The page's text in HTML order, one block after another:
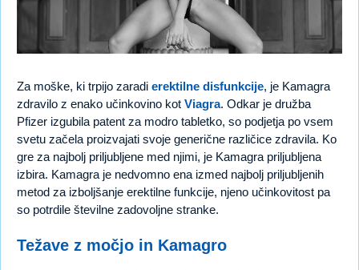
Za moške, ki trpijo zaradi erektilne disfunkcije, je Kamagra
zdravilo z enako učinkovino kot Viagra. Odkar je družba
Pfizer izgubila patent za modro tabletko, so podjetja po vsem
svetu začela proizvajati svoje generične različice zdravila. Ko
gre za najbolj priljubljene med njimi, je Kamagra priljubljena
izbira. Kamagra je nedvomno ena izmed najbolj priljubljenih
metod za izboljšanje erektilne funkcije, njeno učinkovitost pa
so potrdile številne zadovoljne stranke.
Težave z močjo in Kamagro